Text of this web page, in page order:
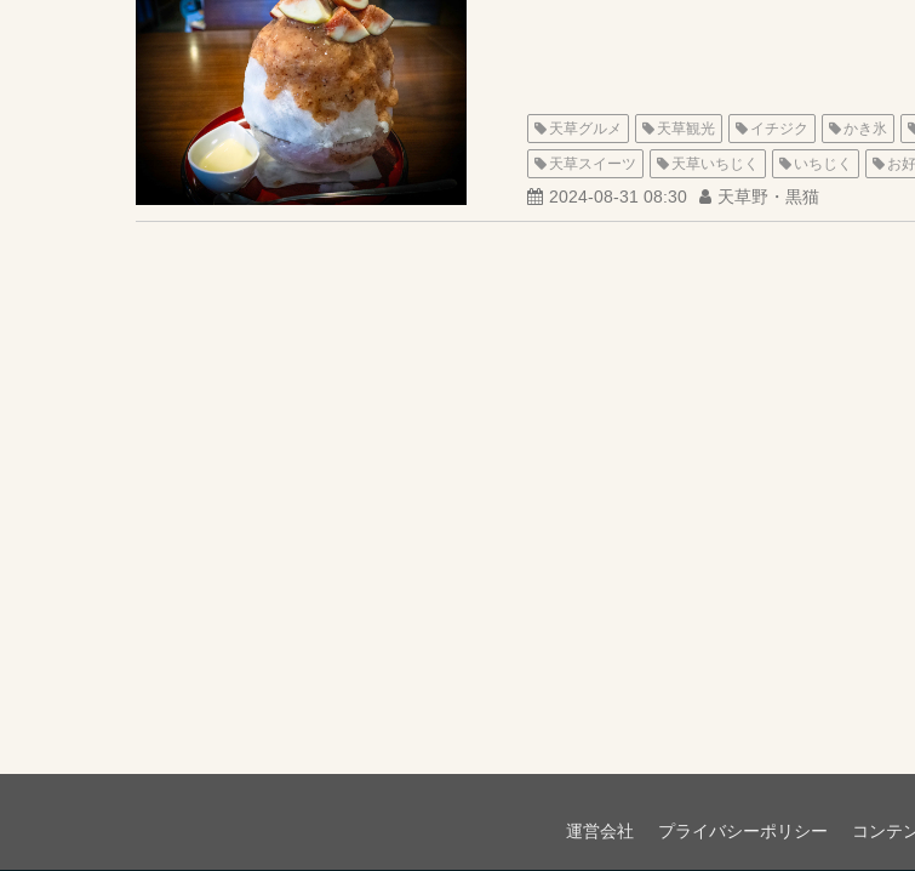
天草グルメ 天草観光 イチジク かき氷
天草スイーツ 天草いちじく いちじく お
2024-08-31 08:30 天草野・黒猫
運営会社 プライバシーポリシー コンテ